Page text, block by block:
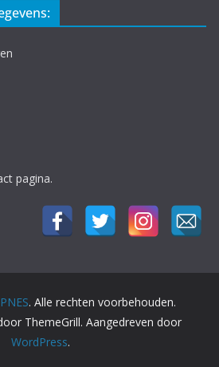
pagina.
PNES. Alle rechten voorbehouden.
ThemeGrill. Aangedreven door
WordPress.